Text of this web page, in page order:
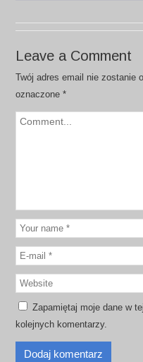
Leave a Comment
Twój adres email nie zostanie
oznaczone*
Zapamiętaj moje dane w
kolejnych komentarzy.